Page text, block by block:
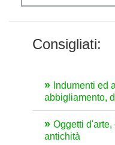
Consigliati:
Indumenti ed
abbigliamento,
Oggetti
antichità